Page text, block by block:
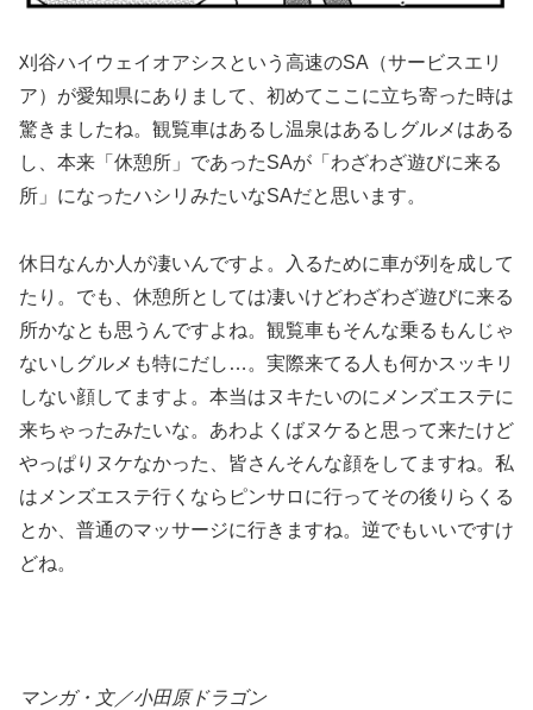
刈谷ハイウェイオアシスという高速のSA（サービスエリ
ア）が愛知県にありまして、初めてここに立ち寄った時は
驚きましたね。観覧車はあるし温泉はあるしグルメはある
し、本来「休憩所」であったSAが「わざわざ遊びに来る
所」になったハシリみたいなSAだと思います。
休日なんか人が凄いんですよ。入るために車が列を成して
たり。でも、休憩所としては凄いけどわざわざ遊びに来る
所かなとも思うんですよね。観覧車もそんな乗るもんじゃ
ないしグルメも特にだし…。実際来てる人も何かスッキリ
しない顔してますよ。本当はヌキたいのにメンズエステに
来ちゃったみたいな。あわよくばヌケると思って来たけど
やっぱりヌケなかった、皆さんそんな顔をしてますね。私
はメンズエステ行くならピンサロに行ってその後りらくる
とか、普通のマッサージに行きますね。逆でもいいですけ
どね。
マンガ・文／小田原ドラゴン